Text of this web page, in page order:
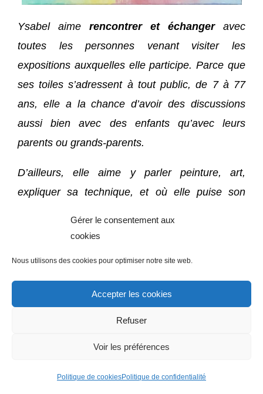
Gérer le consentement aux
cookies
Nous utilisons des cookies pour optimiser notre site web.
Accepter les cookies
Refuser
Voir les préférences
Politique de cookiesPolitique de confidentialité
Ysabel aime rencontrer et échangeravec
toutes les personnes venant visiter les
expositions auxquelles elle participe. Parce que
ses toiles s’adressent à tout public, de 7 à 77
ans, elle a la chance d’avoir des discussions
aussi bien avec des enfants qu’avec leurs
parents ou grands-parents.
D’ailleurs, elle aime y parler peinture, art,
expliquer sa technique, et où elle puise son
Landes ou d’ailleurs.
En bref, osez venir à sa rencontre !
La presse parle d'Ysabel LAFFITTE